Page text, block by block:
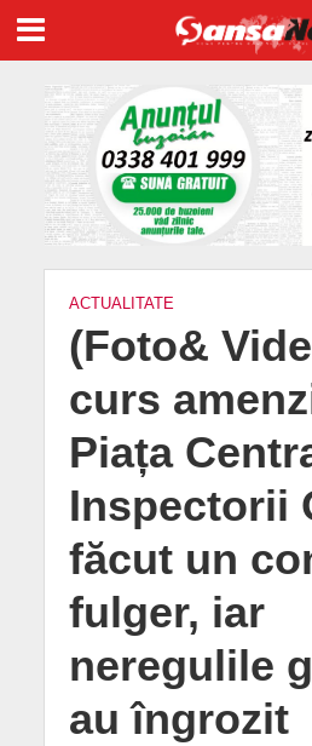
ACTUALITATE
(Foto&
curs
Piața
Inspectorii
făcut un
fulger, iar
neregulile
au îngrozit